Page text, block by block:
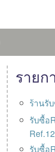
ราย
ร้านรั
รับซื้อ
รับซื้อ